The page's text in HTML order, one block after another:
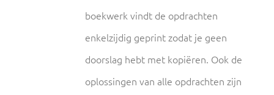
boekwerk vindt de opdrachten
enkelzijdig geprint zodat je geen
doorslag hebt met kopiëren. Ook de
oplossingen van alle opdrachten zijn